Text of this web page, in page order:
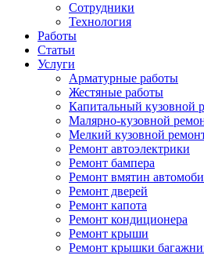
Сотрудники
Технология
Работы
Статьи
Услуги
Арматурные работы
Жестяные работы
Капитальный кузовной
Малярно-кузовной
Мелкий кузовной
Ремонт автоэлектрики
Ремонт бампера
Ремонт вмятин
Ремонт дверей
Ремонт капота
Ремонт кондиционера
Ремонт крыши
Ремонт крышки